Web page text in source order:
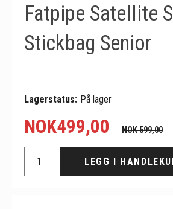
Fatpipe Satellite
Stickbag Senior
Lagerstatus: På lager
NOK499,00 NOK 599,00
LEGG I